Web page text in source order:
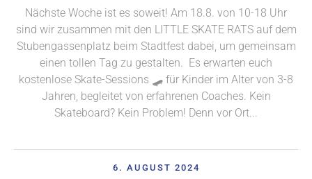
Nächste Woche ist es soweit! Am 18.8. von 10-18 Uhr
sind wir zusammen mit den LITTLE SKATE RATS auf dem
Stubengassenplatz beim Stadtfest dabei, um gemeinsam
einen tollen Tag zu gestalten. Es erwarten euch
kostenlose Skate-Sessions 🛹 für Kinder im Alter von 3-8
Jahren, begleitet von erfahrenen Coaches. Kein
Skateboard? Kein Problem! Denn vor Ort...
6. AUGUST 2024